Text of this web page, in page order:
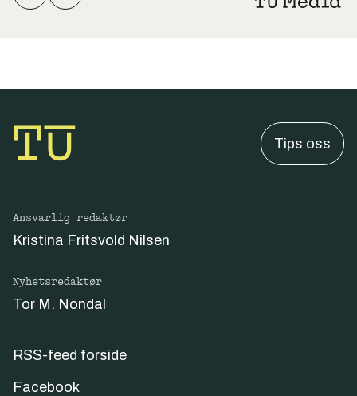
Tips oss
Ansvarlig redaktør
Kristina Fritsvold Nilsen
Nyhetsredaktør
Tor M. Nondal
RSS-feed forside
Facebook